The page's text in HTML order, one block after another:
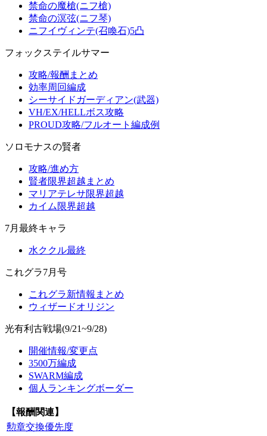
禁命の魔槍(ニフ槍)
禁命の溟弦(ニフ琴)
ニフイヴィンテ(召喚石)5凸
フォックステイルサマー
攻略/報酬まとめ
効率周回編成
シーサイドガーディアン(武器)
VH/EX/HELLボス攻略
PROUD攻略/フルオート編成例
ソロモナスの賢者
攻略/進め方
賢者限界超越まとめ
マリアテレサ限界超越
カイム限界超越
7月最終キャラ
水ククル最終
これグラ7月号
これグラ新情報まとめ
ウィザードオリジン
光有利古戦場(9/21~9/28)
開催情報/変更点
3500万編成
SWARM編成
個人ランキングボーダー
【報酬関連】
勲章交換優先度